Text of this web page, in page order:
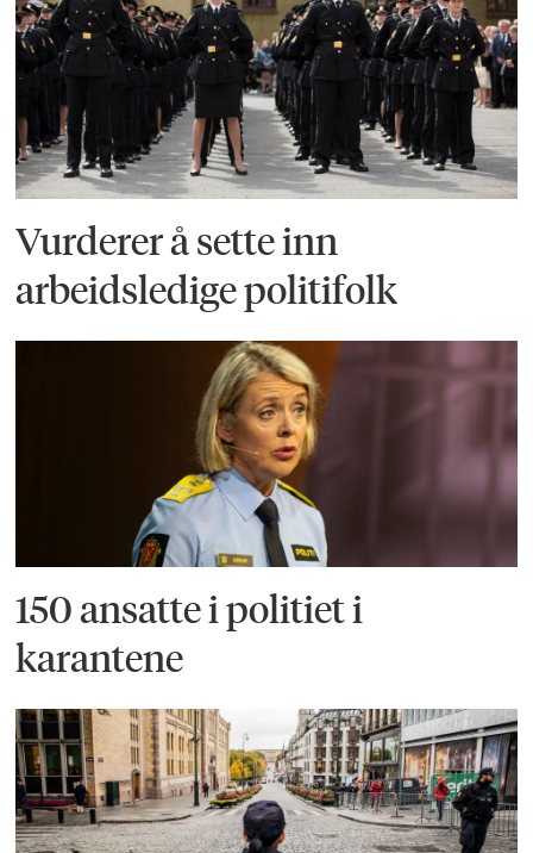
Vurderer å sette inn
arbeidsledige politifolk
150 ansatte i politiet i
karantene